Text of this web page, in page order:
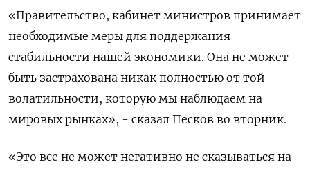
«Правительство, ‌кабинет министров принимает
необходимые меры для поддержания
стабильности нашей экономики. Она не может
быть застрахована никак ​полностью от ​той
волатильности, ‌которую мы наблюдаем на
мировых рынках», - сказал Песков во ​вторник.
«Это все не может негативно не сказываться на